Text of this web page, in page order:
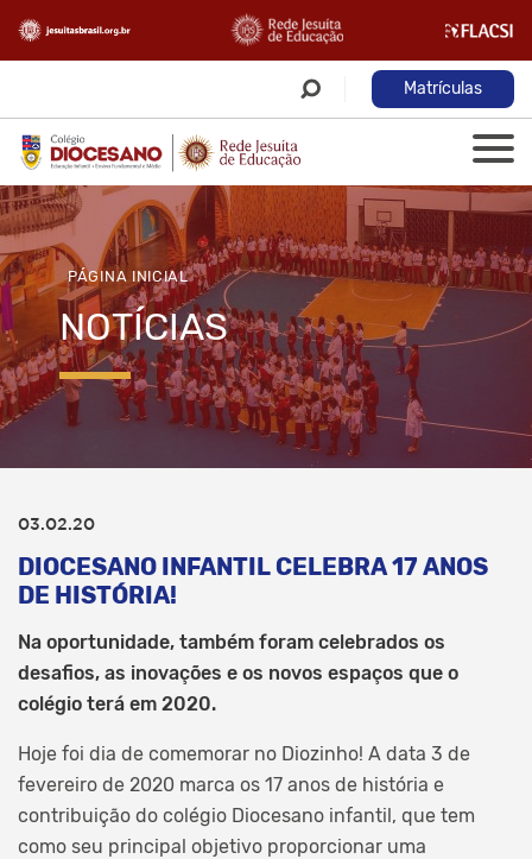
Matrículas
PÁGINA INICIAL
NOTÍCIAS
03.02.20
DIOCESANO INFANTIL CELEBRA 17 ANOS
DE HISTÓRIA!
Na oportunidade, também foram celebrados os
desafios, as inovações e os novos espaços que o
colégio terá em 2020.
Hoje foi dia de comemorar no Diozinho! A data 3 de
fevereiro de 2020 marca os 17 anos de história e
contribuição do colégio Diocesano infantil, que tem
como seu principal objetivo proporcionar uma